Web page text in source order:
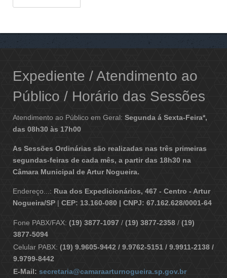
Expediente / Atendimento ao
Público / Horário das Sessões
Atendimento ao Público em Geral: Segunda á Sexta-Feira*,
das 08h30 às 17h00
As Sessões Ordinárias são realizadas nas três primeiras
segundas-feiras de cada mês, a partir das 18h30 na
Câmara Municipal de Artur Nogueira.
Endereço...: Rua dos Expedicionários, 467 - Centro - Artur
Nogueira/SP | CEP: 13.160-080 | CNPJ: 67.162.628/0001-64
Fone PABX/FAX: (19) 3877-1097 / (19) 3877-2358 / (19)
3877-5094
Celular PABX: (19) 9.9605-9442 / 9.9762-5151 / 9.9911-2138 /
9.9799-8442
E-Mail: secretaria@camaraarturnogueira.sp.gov.br